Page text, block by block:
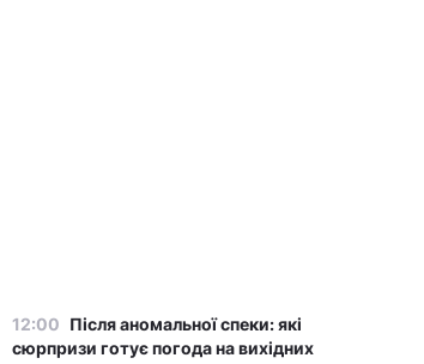
12:00 Після аномальної спеки: які
сюрпризи готує погода на вихідних